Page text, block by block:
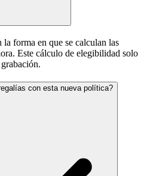
forma en que se calculan las
Este cálculo de elegibilidad solo
con esta nueva política?